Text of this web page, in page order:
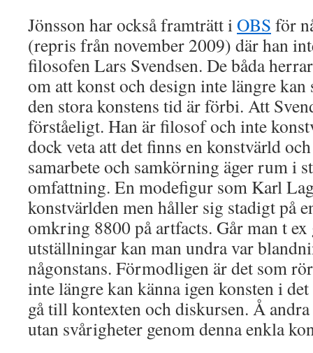
Jönsson har också framträtt iOBS för
(repris från november 2009) där han
filosofen Lars Svendsen. De båda
om att konst och design inte längre
den stora konstens tid är förbi. Att
förståeligt. Han är filosof och inte
dock veta att det finns en konstvärld
samarbete och samkörning äger rum i
omfattning. En modefigur som Karl
konstvärlden men håller sig stadigt på
omkring 8800 på artfacts. Går man t
utställningar kan man undra var
någonstans. Förmodligen är det som
inte längre kan känna igen konsten i
gå till kontexten och diskursen. Å andra
utan svårigheter genom denna enkla